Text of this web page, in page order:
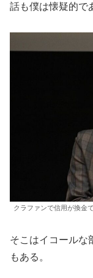
話も僕は懐疑的で
クラファンで信用が換金
そこはイコールな
もある。